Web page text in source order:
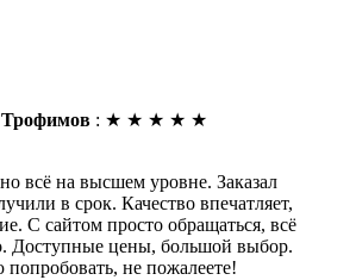
Трофимов : ★ ★ ★ ★ ★
всё на высшем уровне. Заказал
в срок. Качество впечатляет,
С сайтом просто обращаться, всё
Доступные цены, большой выбор.
не пожалеете!